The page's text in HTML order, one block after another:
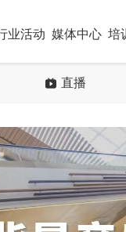
业活动 媒体中心 培
直播